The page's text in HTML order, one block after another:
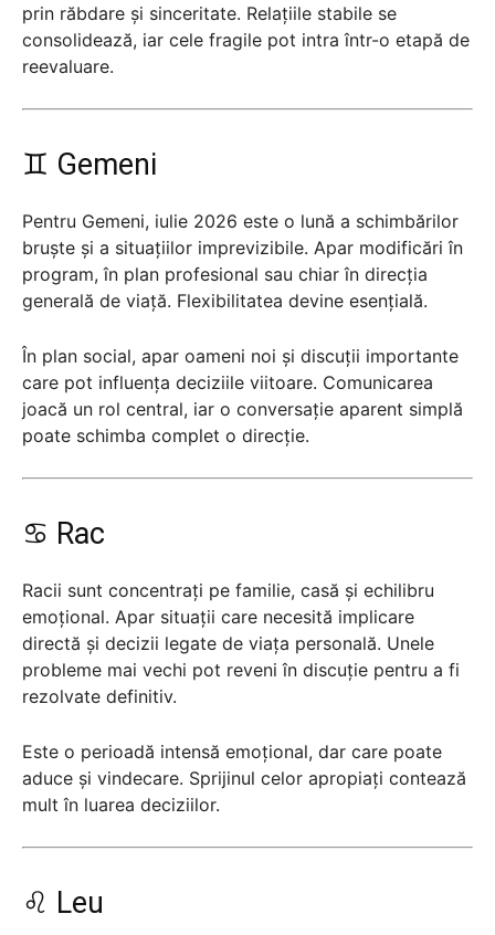
prin răbdare și sinceritate. Relațiile stabile se
consolidează, iar cele fragile pot intra într-o etapă de
reevaluare.
♊ Gemeni
Pentru Gemeni, iulie 2026 este o lună a schimbărilor
bruște și a situațiilor imprevizibile. Apar modificări în
program, în plan profesional sau chiar în direcția
generală de viață. Flexibilitatea devine esențială.
În plan social, apar oameni noi și discuții importante
care pot influența deciziile viitoare. Comunicarea
joacă un rol central, iar o conversație aparent simplă
poate schimba complet o direcție.
♋ Rac
Racii sunt concentrați pe familie, casă și echilibru
emoțional. Apar situații care necesită implicare
directă și decizii legate de viața personală. Unele
probleme mai vechi pot reveni în discuție pentru a fi
rezolvate definitiv.
Este o perioadă intensă emoțional, dar care poate
aduce și vindecare. Sprijinul celor apropiați contează
mult în luarea deciziilor.
♌ Leu